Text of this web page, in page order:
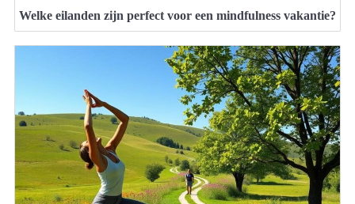
Welke eilanden zijn perfect voor een mindfulness vakantie?